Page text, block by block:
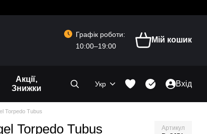
Графік роботи:
10:00–19:00
Мій кошик
Акції,
Знижки
Укр Вхід
Torpedo Tubus
Torpedo Tubus Артикул